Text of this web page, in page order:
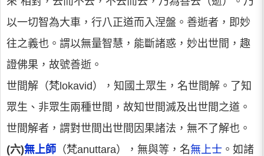
以一切智為大車，行八正道而入涅盤。善逝者，即妙
往之義也。謂以無量智慧，能斷諸惑，妙出世間，趣
證佛果，故號善逝。
世間解（梵lokavid），知國土眾生，名世間解。了知
眾生、非眾生兩種世間，故知世間滅及出世間之道。
世間解者，謂對世間出世間因果諸法，無不了解也。
(六)無上師 （梵anuttara），無與等，名無上士 。如諸